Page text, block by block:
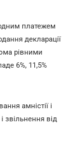
платежем
декларації
рівними
6%, 11,5%
амністії і
звільнення від